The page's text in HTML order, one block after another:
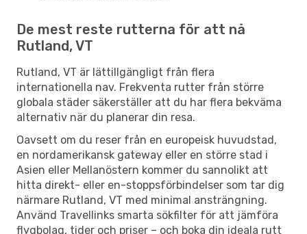
De mest reste rutterna för att nå
Rutland, VT
Rutland, VT är lättillgängligt från flera
internationella nav. Frekventa rutter från större
globala städer säkerställer att du har flera bekväma
alternativ när du planerar din resa.
Oavsett om du reser från en europeisk huvudstad,
en nordamerikansk gateway eller en större stad i
Asien eller Mellanöstern kommer du sannolikt att
hitta direkt- eller en-stoppsförbindelser som tar dig
närmare Rutland, VT med minimal ansträngning.
Använd Travellinks smarta sökfilter för att jämföra
flygbolag, tider och priser – och boka din ideala rutt